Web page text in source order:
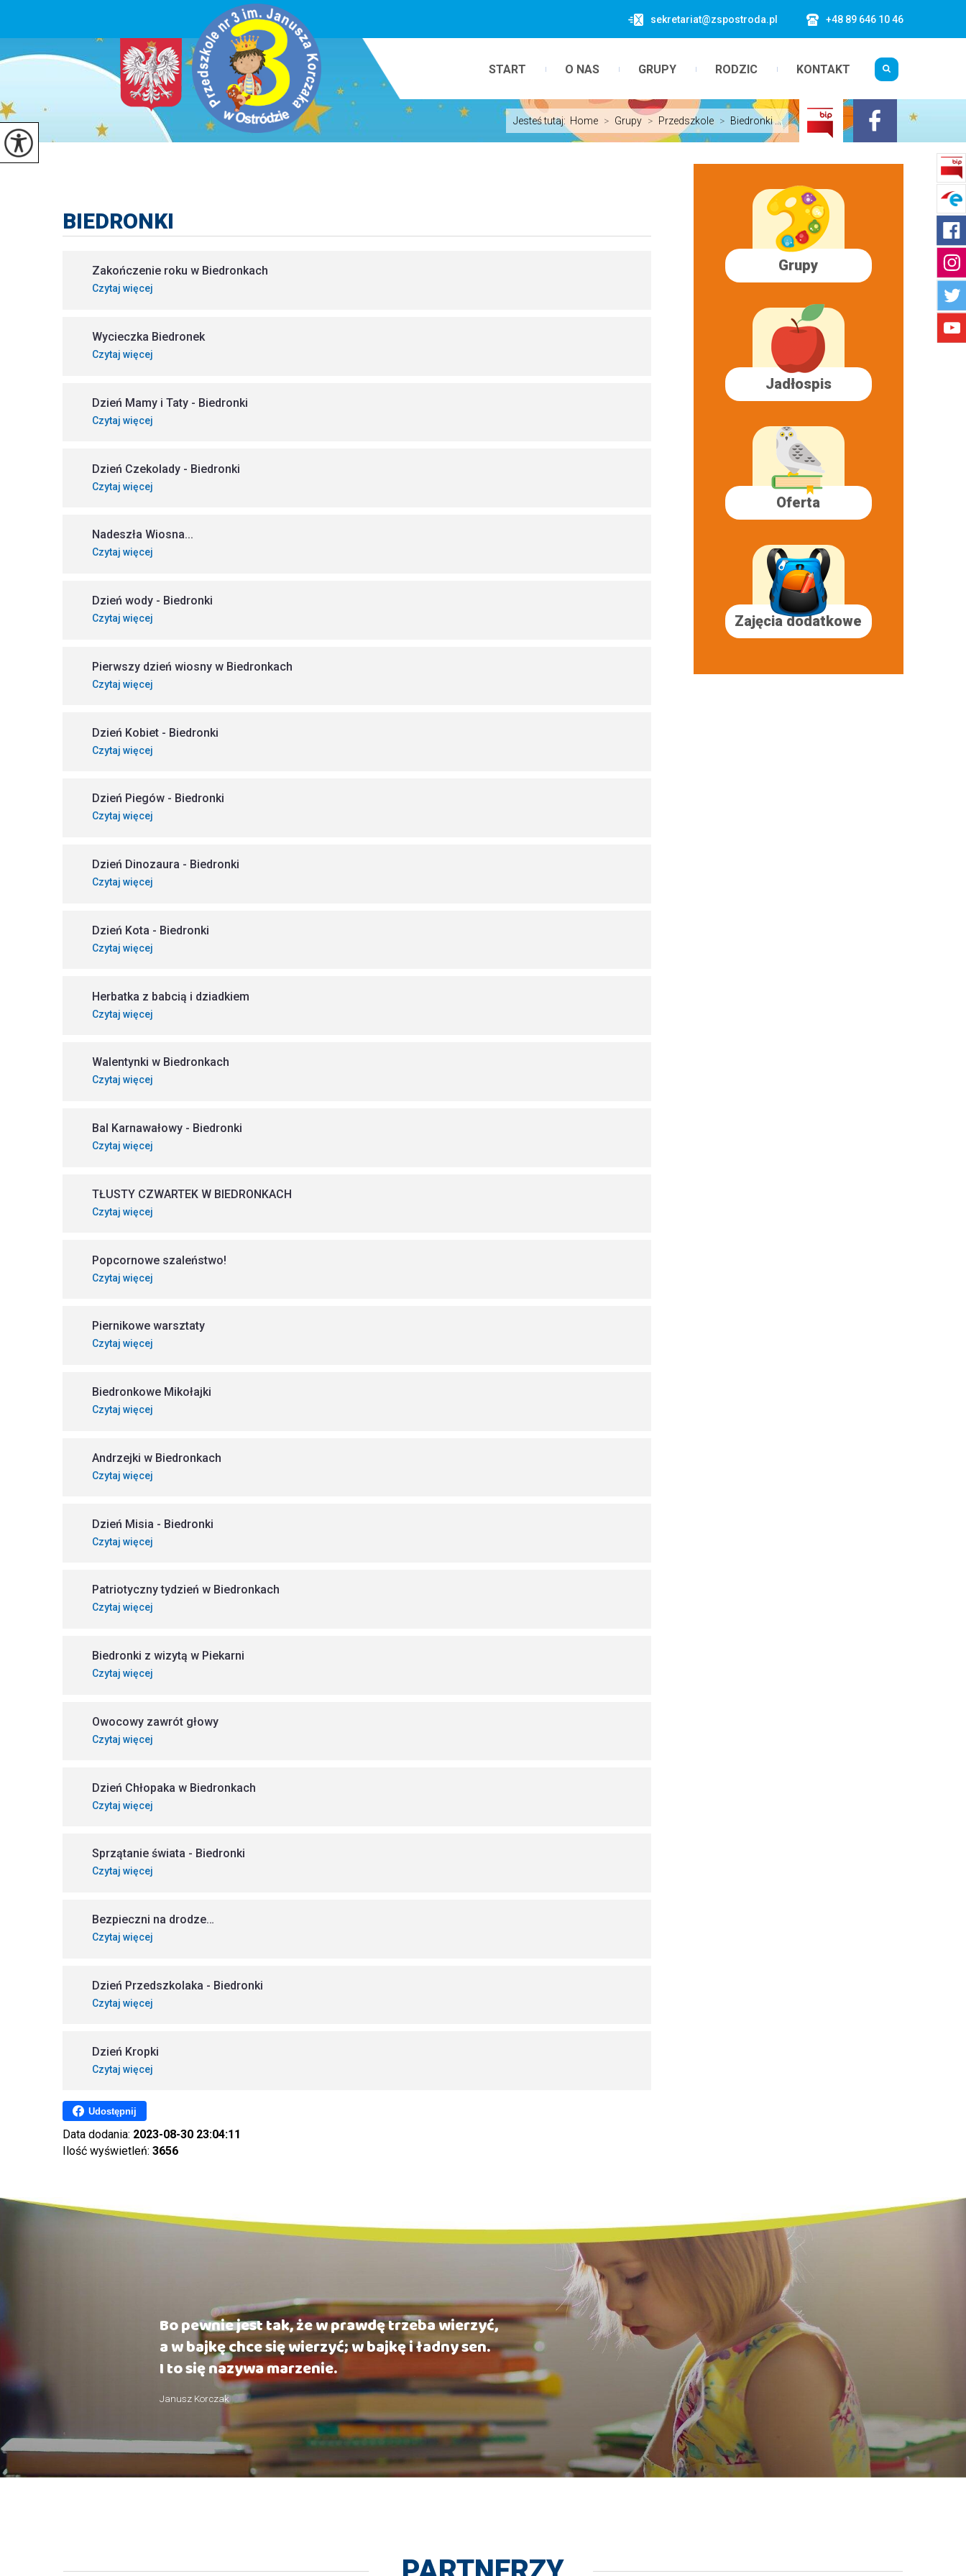
sekretariat@zspostroda.pl +48 89 646 10 46
START O NAS GRUPY RODZIC KONTAKT
Jesteś tutaj: Home > Grupy > Przedszkole > Biedronki ...
BIEDRONKI
Zakończenie roku w Biedronkach
Czytaj więcej
Wycieczka Biedronek
Czytaj więcej
Dzień Mamy i Taty - Biedronki
Czytaj więcej
Dzień Czekolady - Biedronki
Czytaj więcej
Nadeszła Wiosna...
Czytaj więcej
Dzień wody - Biedronki
Czytaj więcej
Pierwszy dzień wiosny w Biedronkach
Czytaj więcej
Dzień Kobiet - Biedronki
Czytaj więcej
Dzień Piegów - Biedronki
Czytaj więcej
Dzień Dinozaura - Biedronki
Czytaj więcej
Dzień Kota - Biedronki
Czytaj więcej
Herbatka z babcią i dziadkiem
Czytaj więcej
Walentynki w Biedronkach
Czytaj więcej
Bal Karnawałowy - Biedronki
Czytaj więcej
TŁUSTY CZWARTEK W BIEDRONKACH
Czytaj więcej
Popcornowe szaleństwo!
Czytaj więcej
Piernikowe warsztaty
Czytaj więcej
Biedronkowe Mikołajki
Czytaj więcej
Andrzejki w Biedronkach
Czytaj więcej
Dzień Misia - Biedronki
Czytaj więcej
Patriotyczny tydzień w Biedronkach
Czytaj więcej
Biedronki z wizytą w Piekarni
Czytaj więcej
Owocowy zawrót głowy
Czytaj więcej
Dzień Chłopaka w Biedronkach
Czytaj więcej
Sprzątanie świata - Biedronki
Czytaj więcej
Bezpieczni na drodze…
Czytaj więcej
Dzień Przedszkolaka - Biedronki
Czytaj więcej
Dzień Kropki
Czytaj więcej
Udostępnij
Data dodania: 2023-08-30 23:04:11
Ilość wyświetleń: 3656
Grupy
Jadłospis
Oferta
Zajęcia dodatkowe
Bo pewnie jest tak, że w prawdę trzeba wierzyć,
a w bajkę chce się wierzyć; w bajkę i ładny sen.
I to się nazywa marzenie.
Janusz Korczak